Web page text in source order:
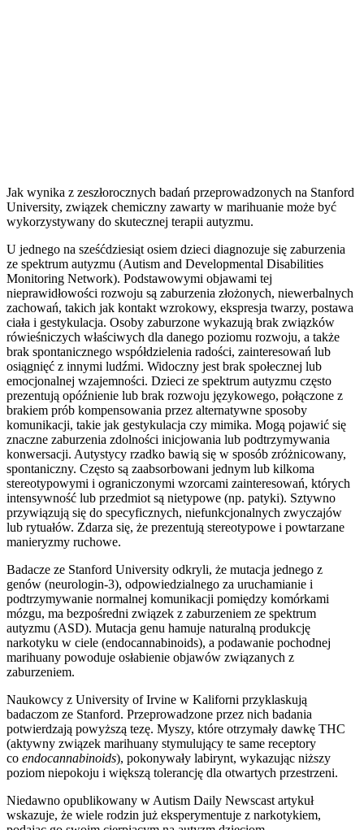
Jak wynika z zeszłorocznych badań przeprowadzonych na Stanford
University, związek chemiczny zawarty w marihuanie może być
wykorzystywany do skutecznej terapii autyzmu.
U jednego na sześćdziesiąt osiem dzieci diagnozuje się zaburzenia
ze spektrum autyzmu (Autism and Developmental Disabilities
Monitoring Network). Podstawowymi objawami tej
nieprawidłowości rozwoju są zaburzenia złożonych, niewerbalnych
zachowań, takich jak kontakt wzrokowy, ekspresja twarzy, postawa
ciała i gestykulacja. Osoby zaburzone wykazują brak związków
rówieśniczych właściwych dla danego poziomu rozwoju, a także
brak spontanicznego współdzielenia radości, zainteresowań lub
osiągnięć z innymi ludźmi. Widoczny jest brak społecznej lub
emocjonalnej wzajemności. Dzieci ze spektrum autyzmu często
prezentują opóźnienie lub brak rozwoju językowego, połączone z
brakiem prób kompensowania przez alternatywne sposoby
komunikacji, takie jak gestykulacja czy mimika. Mogą pojawić się
znaczne zaburzenia zdolności inicjowania lub podtrzymywania
konwersacji. Autystycy rzadko bawią się w sposób zróżnicowany,
spontaniczny. Często są zaabsorbowani jednym lub kilkoma
stereotypowymi i ograniczonymi wzorcami zainteresowań, których
intensywność lub przedmiot są nietypowe (np. patyki). Sztywno
przywiązują się do specyficznych, niefunkcjonalnych zwyczajów
lub rytuałów. Zdarza się, że prezentują stereotypowe i powtarzane
manieryzmy ruchowe.
Badacze ze Stanford University odkryli, że mutacja jednego z
genów (neurologin-3), odpowiedzialnego za uruchamianie i
podtrzymywanie normalnej komunikacji pomiędzy komórkami
mózgu, ma bezpośredni związek z zaburzeniem ze spektrum
autyzmu (ASD). Mutacja genu hamuje naturalną produkcję
narkotyku w ciele (endocannabinoids), a podawanie pochodnej
marihuany powoduje osłabienie objawów związanych z
zaburzeniem.
Naukowcy z University of Irvine w Kaliforni przyklaskują
badaczom ze Stanford. Przeprowadzone przez nich badania
potwierdzają powyższą tezę. Myszy, które otrzymały dawkę THC
(aktywny związek marihuany stymulujący te same receptory
co endocannabinoids), pokonywały labirynt, wykazując niższy
poziom niepokoju i większą tolerancję dla otwartych przestrzeni.
Niedawno opublikowany w Autism Daily Newscast artykuł
wskazuje, że wiele rodzin już eksperymentuje z narkotykiem,